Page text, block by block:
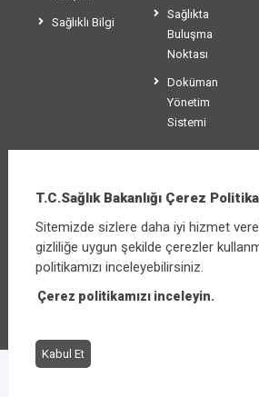
Sağlıklı Bilgi
Sağlıkta
Buluşma
Noktası
Doküman
Yönetim
Sistemi
T.C.Sağlık
Üniversiteler Mahallesi Şehit
Caddesi No:3 Çankaya/
Santral:+90 312 585
T.C.Sağlık Bakanlığı Çerez
Sitemizde sizlere daha iyi hizmet
gizliliğe uygun şekilde çerezler
politikamızı inceleyebilirsiniz.
Çerez politikamızı inceleyin.
Kabul Et